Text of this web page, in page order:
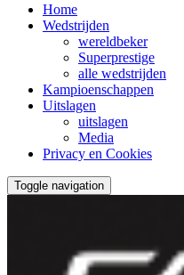
Home
Wedstrijden
wereldbeker
Superprestige
alle wedstrijden
Kampioenschappen
Uitslagen
uitslagen
Media
Privacy en Cookies
Toggle navigation